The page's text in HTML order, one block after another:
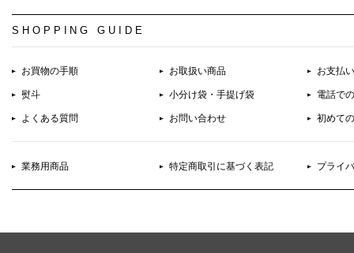
SHOPPING GUIDE
お買物の手順 お取扱い商品 お支払
熨斗 小分け袋・手提げ袋 電話で
よくある質問 お問い合わせ 初めて
業務用商品 特定商取引に基づく表記 プライ